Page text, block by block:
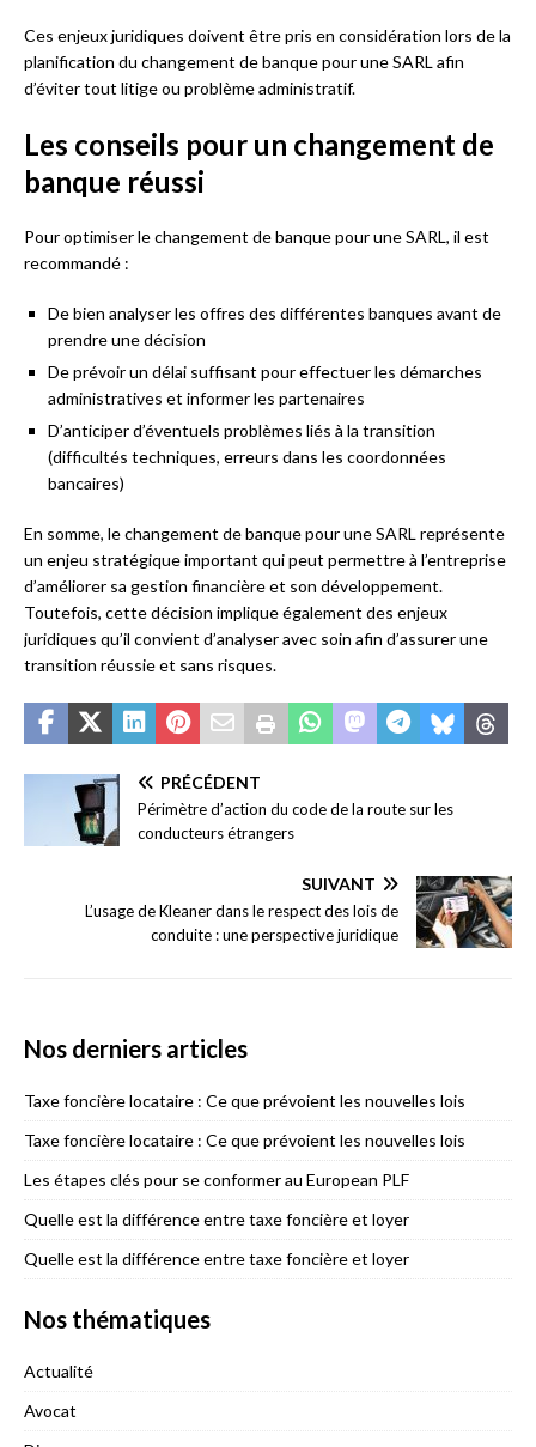
Ces enjeux juridiques doivent être pris en considération lors de la
planification du changement de banque pour une SARL afin
d’éviter tout litige ou problème administratif.
Les conseils pour un changement de
banque réussi
Pour optimiser le changement de banque pour une SARL, il est
recommandé :
De bien analyser les offres des différentes banques avant de
prendre une décision
De prévoir un délai suffisant pour effectuer les démarches
administratives et informer les partenaires
D’anticiper d’éventuels problèmes liés à la transition
(difficultés techniques, erreurs dans les coordonnées
bancaires)
En somme, le changement de banque pour une SARL représente
un enjeu stratégique important qui peut permettre à l’entreprise
d’améliorer sa gestion financière et son développement.
Toutefois, cette décision implique également des enjeux
juridiques qu’il convient d’analyser avec soin afin d’assurer une
transition réussie et sans risques.
PRÉCÉDENT
Périmètre d’action du code de la route sur les
conducteurs étrangers
SUIVANT
L’usage de Kleaner dans le respect des lois de
conduite : une perspective juridique
Nos derniers articles
Taxe foncière locataire : Ce que prévoient les nouvelles lois
Taxe foncière locataire : Ce que prévoient les nouvelles lois
Les étapes clés pour se conformer au European PLF
Quelle est la différence entre taxe foncière et loyer
Quelle est la différence entre taxe foncière et loyer
Nos thématiques
Actualité
Avocat